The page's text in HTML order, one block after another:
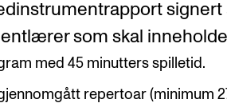
signert
som skal inneholde
med 45 minutters spilletid.
repertoar (minimum